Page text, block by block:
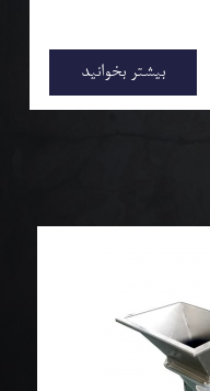
بیشتر بخوانید